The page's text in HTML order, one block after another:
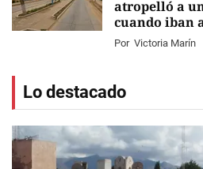
atropelló a
cuando iban
Por Victoria Marín
Lo destacado